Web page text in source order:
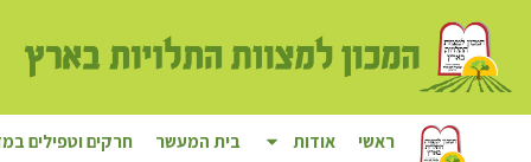
ראשי אודות בית המעשר חרקים וטפילים